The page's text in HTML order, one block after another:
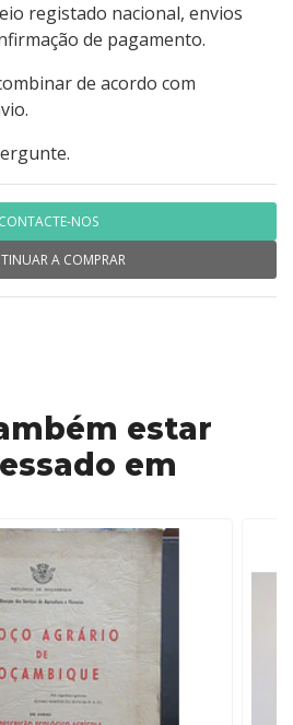
registado nacional, envios
de pagamento.
de acordo com
CONTACTE-NOS
A COMPRAR
estar
em